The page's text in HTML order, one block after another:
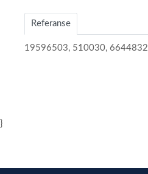
Referanse
19596503, 510030, 6644832
}